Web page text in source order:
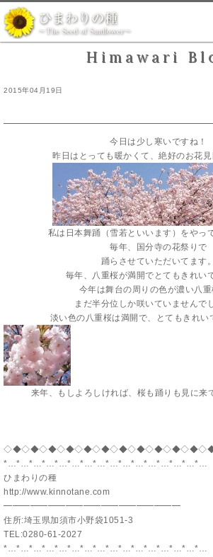
Himawari
2015年04月19日
今日は少し寒いですね！
昨日はとっても暖かくて、絶好のお花見
私は日本舞踊（雪若といいます）をやっ
毎年、国分寺の花祭りで
踊らさせていただいてます。
毎年、八重桜が満開でとてもきれい
今年は舞台の周りの色が濃い八重
まだ半分位しか咲いていませんで
淡い色の八重桜は満開で、とてもきれい
来年、もしよろしければ、桜も踊りも見に来
*…*…*…*…*…*…*…*…*…*…*…*…*…*…*…*…
ひまわりの種
http://www.kinnotane.com
━━━━━━━━━━━━━━━━━━━━
住所:埼玉県加須市小野袋1051-3
TEL:0280-61-2027
*…*…*…*…*…*…*…*…*…*…*…*…*…*…*…*…